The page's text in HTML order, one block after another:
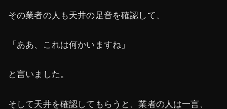
その業者の人も天井の足音を確認して、
「ああ、これは何かいますね」
と言いました。
そして天井を確認してもらうと、業者の人は一言、